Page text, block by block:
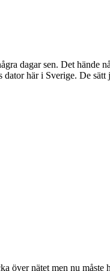
dagar sen. Det hände
här i Sverige. De sätt
över nätet men nu måste